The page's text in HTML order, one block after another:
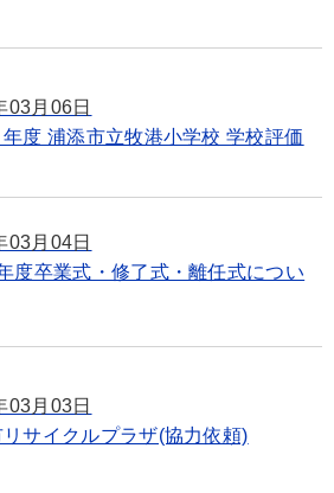
03月06日
度 浦添市立牧港小学校 学校評価
03月04日
度卒業式・修了式・離任式につい
03月03日
サイクルプラザ(協力依頼)